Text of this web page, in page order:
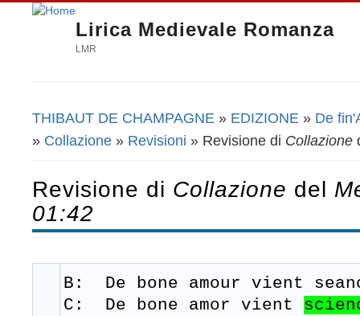
Lirica Medievale Romanza
LMR
Tu sei qui
THIBAUT DE CHAMPAGNE » EDIZIONE » De
» Collazione » Revisioni » Revisione di Collazione
Revisione di Collazione del
01:42
B: De bone amour vient
C: De bone amor vient